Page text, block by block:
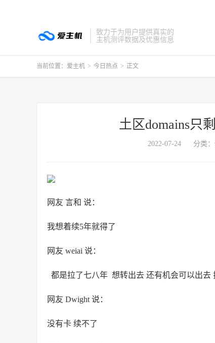
致力于为用户提供真实的
主机测评数据及优惠信息
当前位置： 爱主机 > 今日热点 > 正文
土区domains只
2022-07-24 分类：
网友 言和 说：
我想着续5年就得了
网友 weiai 说：
都是拉了七八年 想转出去 还有机会可以出去
网友 Dwight 说：
没有卡 续不了